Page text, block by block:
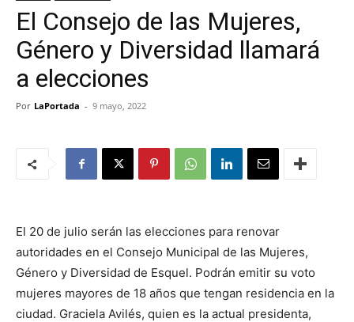
El Consejo de las Mujeres,
Género y Diversidad llamará
a elecciones
Por LaPortada - 9 mayo, 2022
El 20 de julio serán las elecciones para renovar
autoridades en el Consejo Municipal de las Mujeres,
Género y Diversidad de Esquel. Podrán emitir su voto
mujeres mayores de 18 años que tengan residencia en la
ciudad. Graciela Avilés, quien es la actual presidenta,